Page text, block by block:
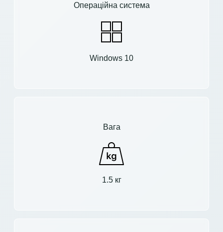
Операційна система
Windows 10
Вага
1.5 кг